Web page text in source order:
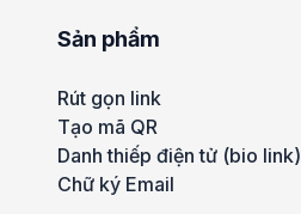
Sản phẩm
Rút gọn link
Tạo mã QR
Danh thiếp điện tử (bio link)
Chữ ký Email